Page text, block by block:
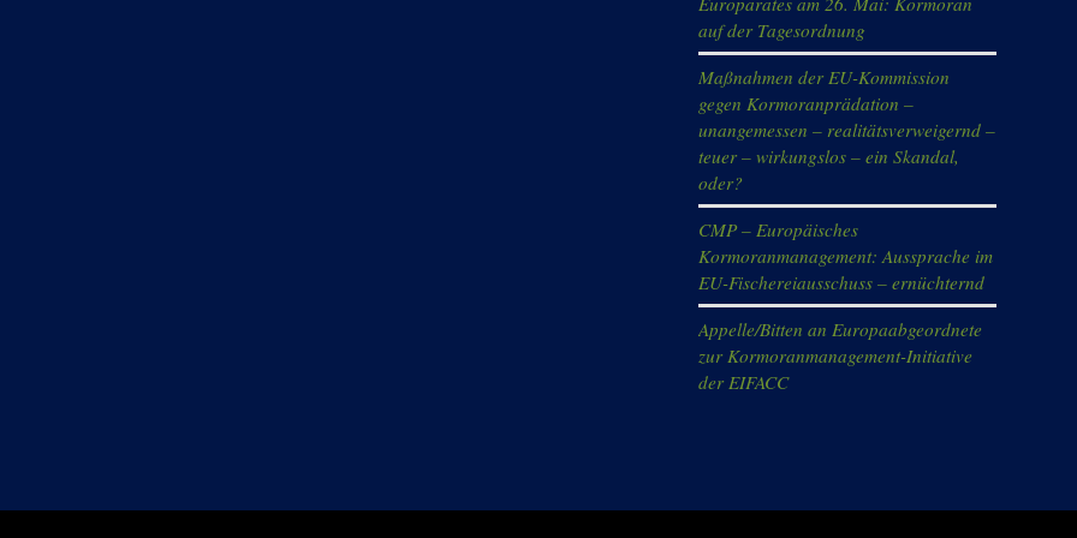
auf der Tagesordnung
Maßnahmen der EU-Kommission
gegen Kormoranprädation –
unangemessen – realitätsverweigernd –
teuer – wirkungslos – ein Skandal,
oder?
CMP – Europäisches
Kormoranmanagement: Aussprache im
EU-Fischereiausschuss – ernüchternd
Appelle/Bitten an Europaabgeordnete
zur Kormoranmanagement-Initiative
der EIFACC